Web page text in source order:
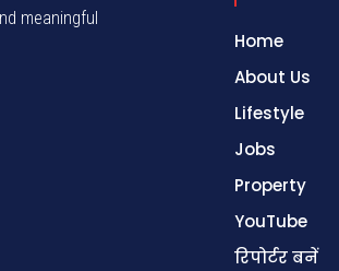
meaningful
Home
About Us
Lifestyle
Jobs
Property
YouTube
रिपोर्टर बनें